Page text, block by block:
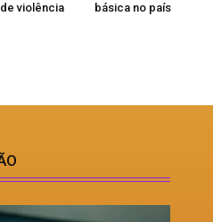
violência
básica no país